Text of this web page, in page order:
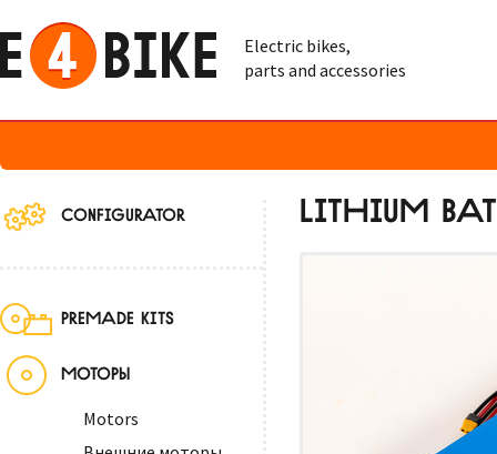
Electric bikes,
parts and accessories
CONFIGURATOR
PREMADE KITS
МОТОРЫ
Motors
LITHIUM